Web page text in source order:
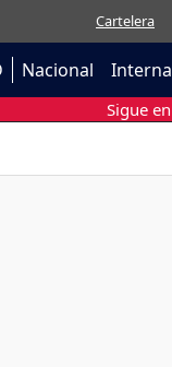
Cartelera
Nacional
Sigue